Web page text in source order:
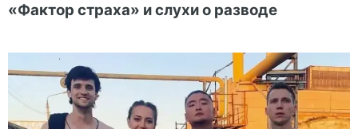
«Фактор страха» и слухи о разводе